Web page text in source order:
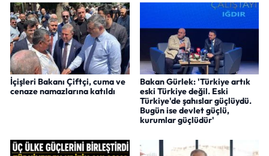
İçişleri Bakanı Çiftçi, cuma ve
cenaze namazlarına katıldı
Bakan Gürlek: 'Türkiye artık
eski Türkiye değil. Eski
Türkiye'de şahıslar güçlüydü.
Bugün ise devlet güçlü,
kurumlar güçlüdür'